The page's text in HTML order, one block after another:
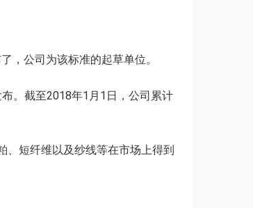
公司为该标准的起草单位。
。截至2018年1月1日，公司累计
短纤维以及纱线等在市场上得到